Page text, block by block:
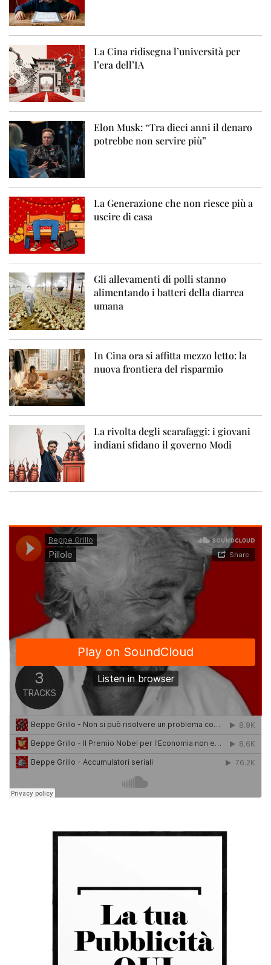
La Cina ridisegna l’università per
l’era dell’IA
Elon Musk: “Tra dieci anni il denaro
potrebbe non servire più”
La Generazione che non riesce più a
uscire di casa
Gli allevamenti di polli stanno
alimentando i batteri della diarrea
umana
In Cina ora si affitta mezzo letto: la
nuova frontiera del risparmio
La rivolta degli scarafaggi: i giovani
indiani sfidano il governo Modi